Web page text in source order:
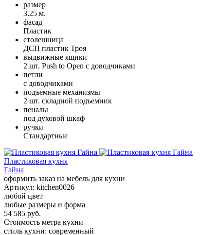
размер
3.25 м.
фасад
Пластик
столешница
ДСП пластик Троя
выдвижные ящики
2 шт. Push to Open с доводчиками
петли
с доводчиками
подъемные механизмы
2 шт. складной подъемник
пеналы
под духовой шкаф
ручки
Стандартные
Пластиковая кухня
Гайна
оформить заказ на мебель для кухни
Артикул: kitchen0026
любой цвет
любые размеры и форма
54 585 руб.
Стоимость метра кухни
стиль кухни: современный